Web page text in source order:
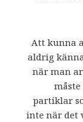
Att kunna
aldrig
när man
partiklar
inte när det